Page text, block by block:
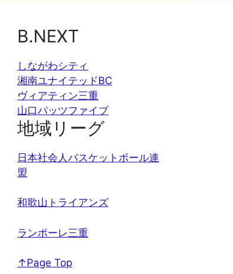
B.NEXT
しながわシティ
湘南ユナイテッドBC
ヴィアティン三重
山口パッツファイブ
地域リーグ
日本社会人バスケットボール連
盟
和歌山トライアンズ
ランポーレ三重
↑Page Top